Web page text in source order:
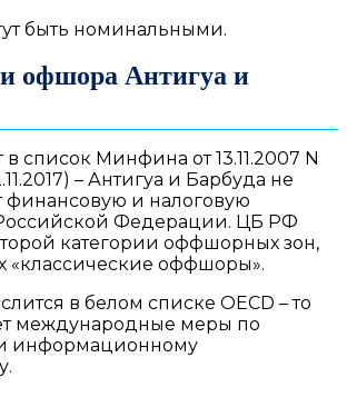
быть номинальными.
офшора Антигуа и
в список Минфина от 13.11.2007 N
– Антигуа и Барбуда не
финансовую и налоговую
Федерации. ЦБ РФ
категории оффшорных зон,
«классические оффшоры».
в белом списке OECD – то
международные меры по
информационному